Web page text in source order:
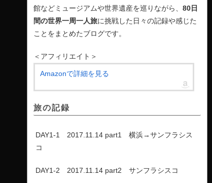
館などミュージアムや世界遺産を巡りながら、 80日
間の世界一周一人旅に挑戦した日々の記録や感じた
ことをまとめたブログです。
＜アフィリエイト＞
Amazonで詳細を見る
旅の記録
DAY1-1 2017.11.14 part1 横浜→サンフラシス
コ
DAY1-2 2017.11.14 part2 サンフラシスコ